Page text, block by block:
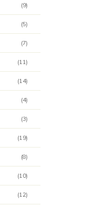
(9)
(5)
(7)
(11)
(14)
(4)
(3)
(19)
(8)
(10)
(12)